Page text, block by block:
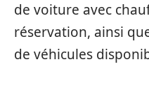
de voiture avec
réservation, ainsi
de véhicules